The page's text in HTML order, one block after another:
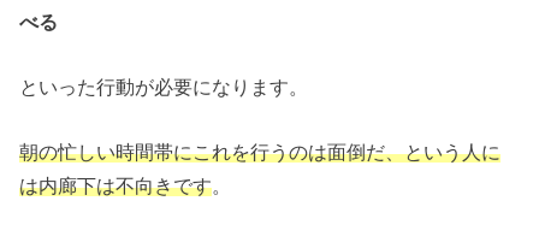
べる
といった行動が必要になります。
朝の忙しい時間帯にこれを行うのは面倒だ、という人に
は内廊下は不向きです。